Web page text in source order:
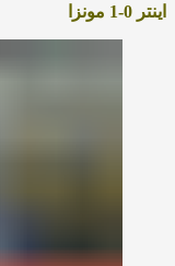
اینتر 0-1 مونزا